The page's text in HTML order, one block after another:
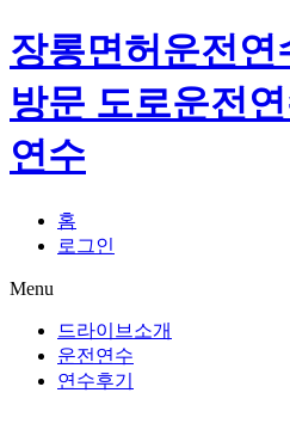
장롱면허운전연
방문 도로운전
연수
홈
로그인
Menu
드라이브소개
운전연수
연수후기